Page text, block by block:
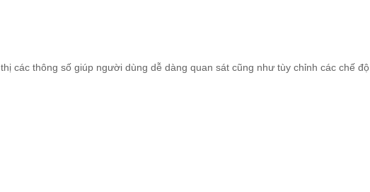
các thông số giúp người dùng dễ dàng quan sát cũng như tùy chỉnh các chế độ.